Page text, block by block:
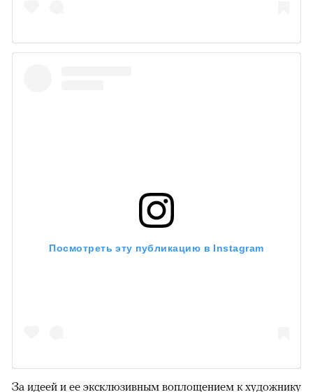
Посмотреть эту публикацию в Instagram
За идеей и ее эксклюзивным воплощением к художнику